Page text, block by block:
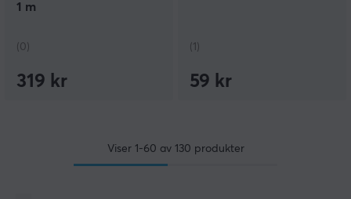
1 m
(0)
319 kr
(1)
59 kr
Viser 1-60 av 130 produkter